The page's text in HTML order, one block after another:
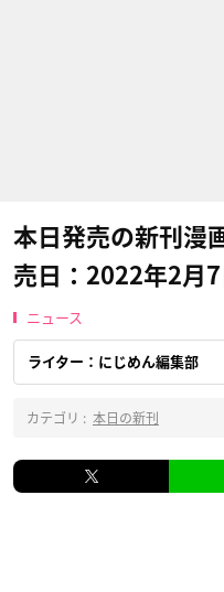
本日発売の新刊漫
売日：2022年2月7
ニュース
ライター：にじめん編集部
カテゴリ : 本日の新刊